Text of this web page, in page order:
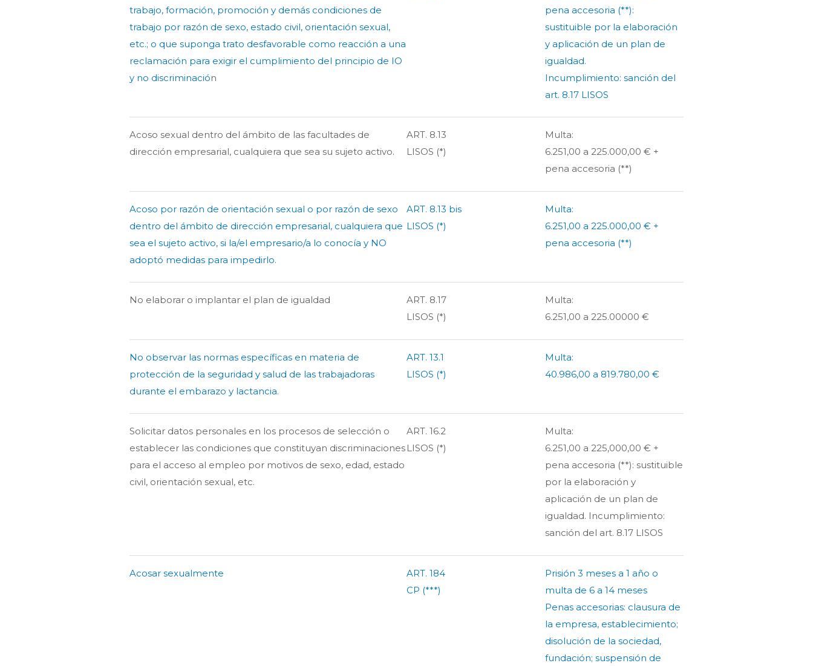
trabajo, formación, promoción y demás condiciones de
trabajo por razón de sexo, estado civil, orientación sexual,
etc.; o que suponga trato desfavorable como reacción a una
reclamación para exigir el cumplimiento del principio de IO
y no discriminación
pena accesoria (**):
sustituible por la elaboración
y aplicación de un plan de
igualdad.
Incumplimiento: sanción del
art. 8.17 LISOS
Acoso sexual dentro del ámbito de las facultades de
dirección empresarial, cualquiera que sea su sujeto activo.
ART. 8.13
LISOS (*)
Multa:
6.251,00 a 225.000,00 € +
pena accesoria (**)
Acoso por razón de orientación sexual o por razón de sexo
dentro del ámbito de dirección empresarial, cualquiera que
sea el sujeto activo, si la/el empresario/a lo conocía y NO
adoptó medidas para impedirlo.
ART. 8.13 bis
LISOS (*)
Multa:
6.251,00 a 225.000,00 € +
pena accesoria (**)
No elaborar o implantar el plan de igualdad
ART. 8.17
LISOS (*)
Multa:
6.251,00 a 225.00000 €
No observar las normas específicas en materia de
protección de la seguridad y salud de las trabajadoras
durante el embarazo y lactancia.
ART. 13.1
LISOS (*)
Multa:
40.986,00 a 819.780,00 €
Solicitar datos personales en los procesos de selección o
establecer las condiciones que constituyan discriminaciones
para el acceso al empleo por motivos de sexo, edad, estado
civil, orientación sexual, etc.
ART. 16.2
LISOS (*)
Multa:
6.251,00 a 225,000,00 € +
pena accesoria (**): sustituible
por la elaboración y
aplicación de un plan de
igualdad. Incumplimiento:
sanción del art. 8.17 LISOS
Acosar sexualmente
ART. 184
CP (***)
Prisión 3 meses a 1 año o
multa de 6 a 14 meses
Penas accesorias: clausura de
la empresa, establecimiento;
disolución de la sociedad,
fundación; suspensión de